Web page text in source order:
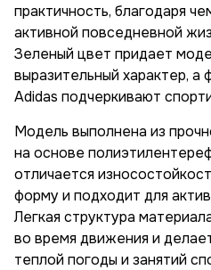
практичность, благодаря
активной повседневной
Зеленый цвет придает
выразительный характер, а
Adidas подчеркивают
Модель выполнена из
на основе
отличается
форму и подходит для
Легкая структура
во время движения и
теплой погоды и занятий